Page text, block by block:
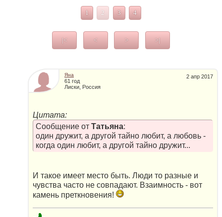
1 2 3 4
|< < > >|
2 апр 2017
Яна
61 год
Лиски, Россия
Цитата:
Сообщение от Татьяна:
один дружит, а другой тайно любит, а любовь -
когда один любит, а другой тайно дружит...
И такое имеет место быть. Люди то разные и
чувства часто не совпадают. Взаимность - вот
камень преткновения!